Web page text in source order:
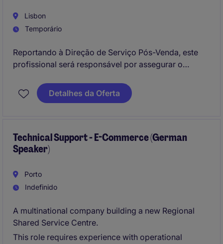
Lisbon
Temporário
Reportando à Direção de Serviço Pós-Venda, este
profissional será responsável por assegurar o
pedidos de assistência técnica, garantindo uma
experiência de excelência ao cliente e uma gestão
Detalhes da Oferta
Technical Support - E-Commerce (German
Speaker)
Porto
Indefinido
A multinational company building a new Regional
Shared Service Centre.
This role requires experience with operational